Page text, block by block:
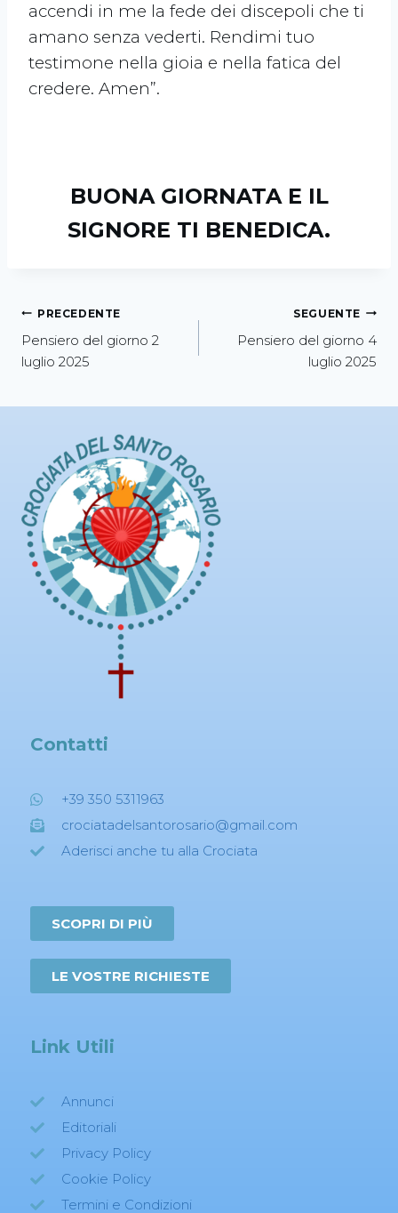
accendi in me la fede dei discepoli che ti
amano senza vederti. Rendimi tuo
testimone nella gioia e nella fatica del
credere. Amen”.
BUONA GIORNATA E IL
SIGNORE TI BENEDICA.
PRECEDENTE
Pensiero del giorno 2
luglio 2025
SEGUENTE
Pensiero del giorno 4
luglio 2025
Contatti
+39 350 5311963
crociatadelsantorosario@gmail.com
Aderisci anche tu alla Crociata
SCOPRI DI PIÙ
LE VOSTRE RICHIESTE
Link Utili
Annunci
Editoriali
Privacy Policy
Cookie Policy
Termini e Condizioni